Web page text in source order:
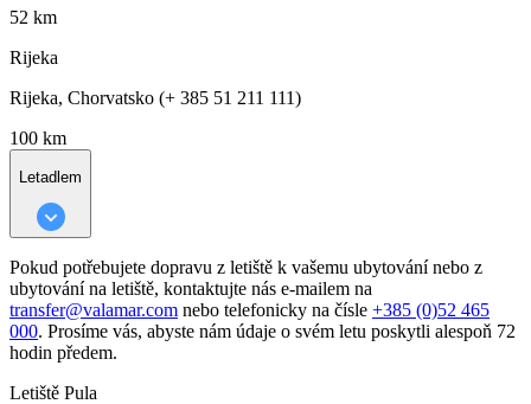
52 km
Rijeka
Rijeka, Chorvatsko (+ 385 51 211 111)
100 km
Letadlem
Pokud potřebujete dopravu z letiště k vašemu ubytování nebo z
ubytování na letiště, kontaktujte nás e-mailem na
transfer@valamar.com nebo telefonicky na čísle +385 (0)52 465
000. Prosíme vás, abyste nám údaje o svém letu poskytli alespoň 72
hodin předem.
Letiště Pula